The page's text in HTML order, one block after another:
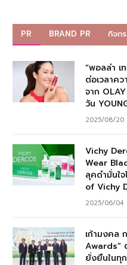
PR BRAND PR กิจก
“พอลล่า เ
ต่อเวลาค
จาก
วัน
2025/08/20
Vichy
Wear
ลุคดำมั่นใ
of Vichy
2025/06/04
เก้ามงคล
Awards”
ยั่งยืนในทุ